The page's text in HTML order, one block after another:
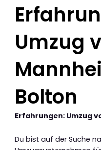
Umzug
Bolton
Erfahrungen: Umzug
Du bist auf der Suche